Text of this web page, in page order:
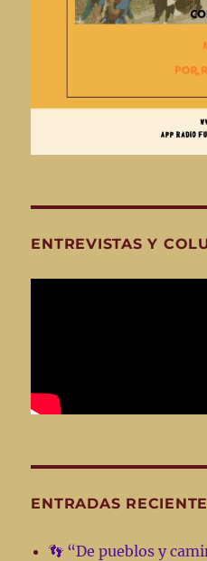
ENTREVISTAS Y
ENTRADAS
👣 “De pueblos y